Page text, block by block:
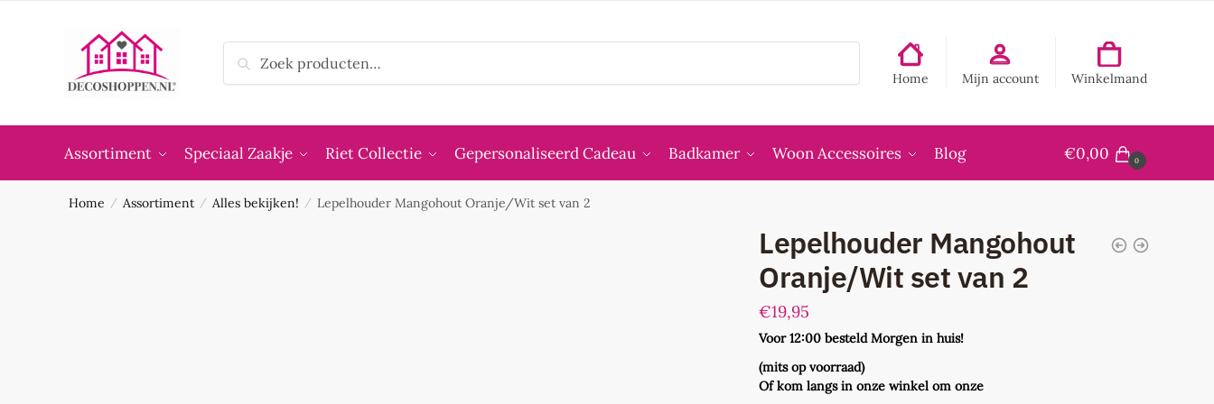
naar:
Zoeken
Home Mijn account Winkelmand
Assortiment Speciaal Zaakje Riet Collectie Gepersonaliseerd Cadeau Badkamer Woon Accessoires Blog €0,00 0
Home / Assortiment / Alles bekijken! / Lepelhouder Mangohout Oranje/Wit set van 2
Lepelhouder Mangohout
Oranje/Wit set van 2
€19,95
Voor 12:00 besteld Morgen in huis!
(mits op voorraad)
Of kom langs in onze winkel om onze